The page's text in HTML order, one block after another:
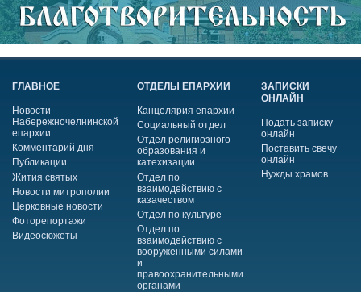
ГЛАВНОЕ
Новости
Набережночелнинской
епархии
Комментарий дня
Публикации
Жития святых
Новости митрополии
Церковные новости
Фоторепортажи
Видеосюжеты
ОТДЕЛЫ ЕПАРХИИ
Канцелярия епархии
Социальный отдел
Отдел религиозного
образования и
катехизации
Отдел по
взаимодействию с
казачеством
Отдел по культуре
Отдел по
взаимодействию с
вооруженными силами
и
правоохранительными
органами
ЗАПИСКИ
ОНЛАЙН
Подать записку
онлайн
Поставить свечу
онлайн
Нужды храмов